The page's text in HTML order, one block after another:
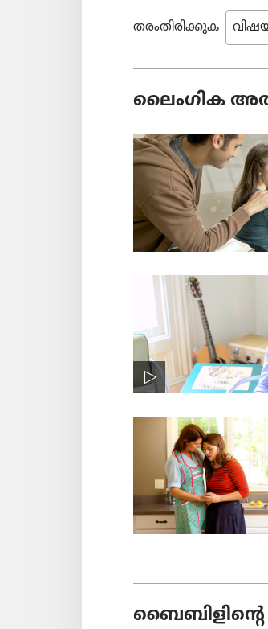
തരംതിരിക്കുക
ലൈംഗിക